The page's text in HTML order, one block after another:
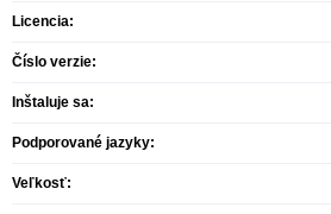
Licencia:
Číslo verzie:
Inštaluje sa:
Podporované jazyky:
Veľkosť: